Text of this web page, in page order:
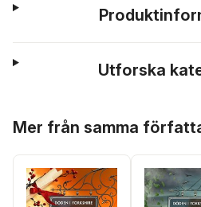
Utforska
Mer från samma